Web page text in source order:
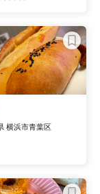
横浜市青葉区